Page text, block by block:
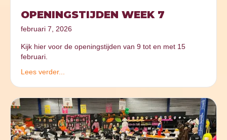
OPENINGSTIJDEN WEEK 7
februari 7, 2026
Kijk hier voor de openingstijden van 9 tot en met 15
februari.
Lees verder...